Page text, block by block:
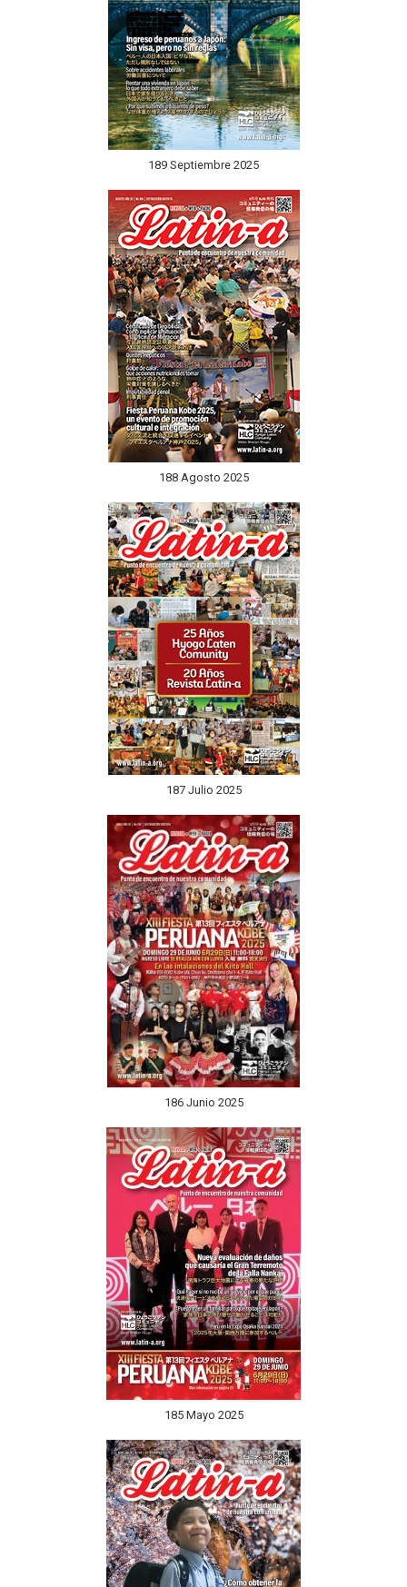
189 Septiembre 2025
188 Agosto 2025
187 Julio 2025
186 Junio 2025
185 Mayo 2025